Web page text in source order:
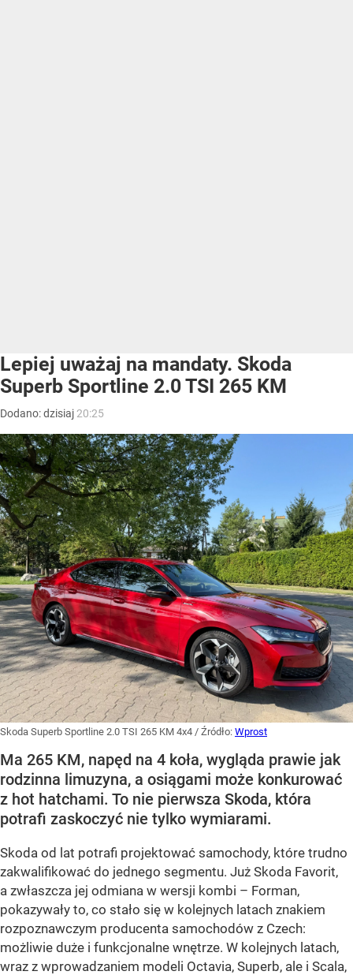
Lepiej uważaj na mandaty. Skoda
Superb Sportline 2.0 TSI 265 KM
Dodano:dzisiaj 20:25
Skoda Superb Sportline 2.0 TSI 265 KM 4x4 / Źródło: Wprost
Ma 265 KM, napęd na 4 koła, wygląda prawie jak
rodzinna limuzyna, a osiągami może konkurować
z hot hatchami. To nie pierwsza Skoda, która
potrafi zaskoczyć nie tylko wymiarami.
Skoda od lat potrafi projektować samochody, które trudno
zakwalifikować do jednego segmentu. Już Skoda Favorit,
a zwłaszcza jej odmiana w wersji kombi – Forman,
pokazywały to, co stało się w kolejnych latach znakiem
rozpoznawczym producenta samochodów z Czech:
możliwie duże i funkcjonalne wnętrze. W kolejnych latach,
wraz z wprowadzaniem modeli Octavia, Superb, ale i Scala,